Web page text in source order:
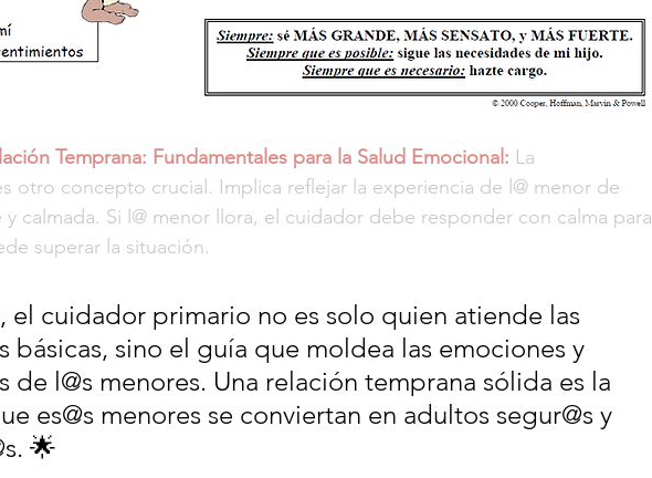
Temprana: Fundamentales para la Salud Emocional: La
otro concepto crucial. Implica reflejar la experiencia de l@ menor de
calmada. Si l@ menor llora, el cuidador debe responder con calma para
superar la situación.
el cuidador primario no es solo quien atiende las
básicas, sino el guía que moldea las emociones y
de l@s menores. Una relación temprana sólida es la
es@s menores se conviertan en adultos segur@s y
🌟